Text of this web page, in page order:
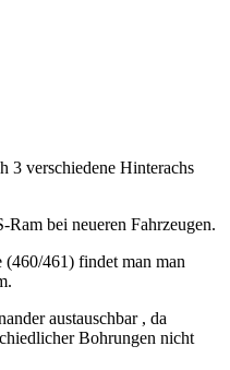
3 verschiedene Hinterachs
bei neueren Fahrzeugen.
461) findet man man
austauschbar , da
Bohrungen nicht